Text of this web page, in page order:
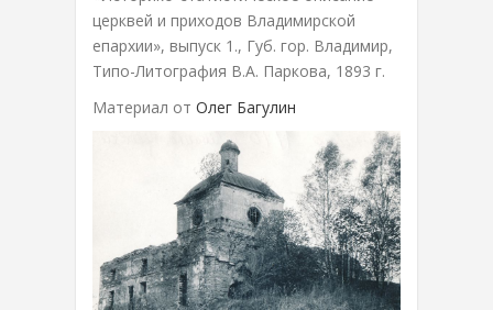
церквей и приходов Владимирской
епархии», выпуск 1., Губ. гор. Владимир,
Типо-Литография В.А. Паркова, 1893 г.
Материал от Олег Багулин